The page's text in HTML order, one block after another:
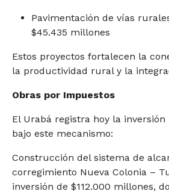
Pavimentación de vías
$45.435 millones
Estos proyectos fortalecen la
la productividad rural y la
Obras por Impuestos
El Urabá registra hoy la
bajo este mecanismo:
Construcción del sistema de
corregimiento Nueva Colonia –
inversión de $112.000 millones,